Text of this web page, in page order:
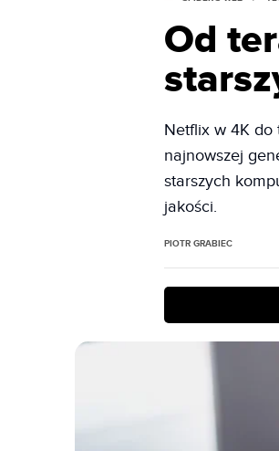
Od
Netflix w 4K do
najnowszej
starszych
jakości.
PIOTR GRABIEC